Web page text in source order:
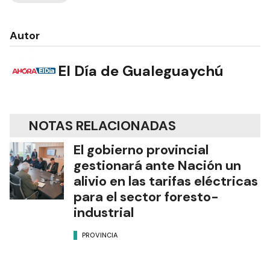
Autor
El Día de Gualeguaychú
NOTAS RELACIONADAS
El gobierno provincial
gestionará ante Nación un
alivio en las tarifas eléctricas
para el sector foresto-
industrial
PROVINCIA